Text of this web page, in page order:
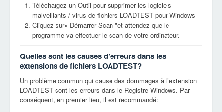
Téléchargez un Outil pour supprimer les logiciels
malveillants / virus de fichiers LOADTEST pour Windows
Cliquez sur« Démarrer Scan "et attendez que le
programme va effectuer le scan de votre ordinateur.
Quelles sont les causes d’erreurs dans les
extensions de fichiers LOADTEST?
Un problème commun qui cause des dommages à l’extension
LOADTEST sont les erreurs dans le Registre Windows. Par
conséquent, en premier lieu, il est recommandé: